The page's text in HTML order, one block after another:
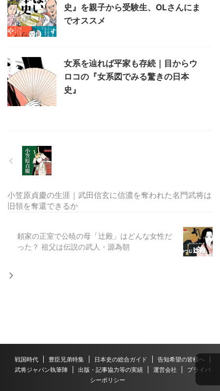
史』を親子から受験生、OLさんにま
でオススメ
女系を辿れば平家も存続｜目からウ
ロコの『女系図でみる驚きの日本
史』
小笠原貞慶の生涯｜武田信玄に信濃を奪われた名門武将は
旧領を奪還できるか
頼家の正室で公暁の母「辻殿」はどんな女性だ
った？ 祖父は伝説の武人・源為朝
戦国時代 豊臣兄弟特集 日本史の総合ガイド
告知希望の皆様へ
武将ジャパン執筆陣
出版・記事協力等の実績 運営会社
プライバ
シーポリシー